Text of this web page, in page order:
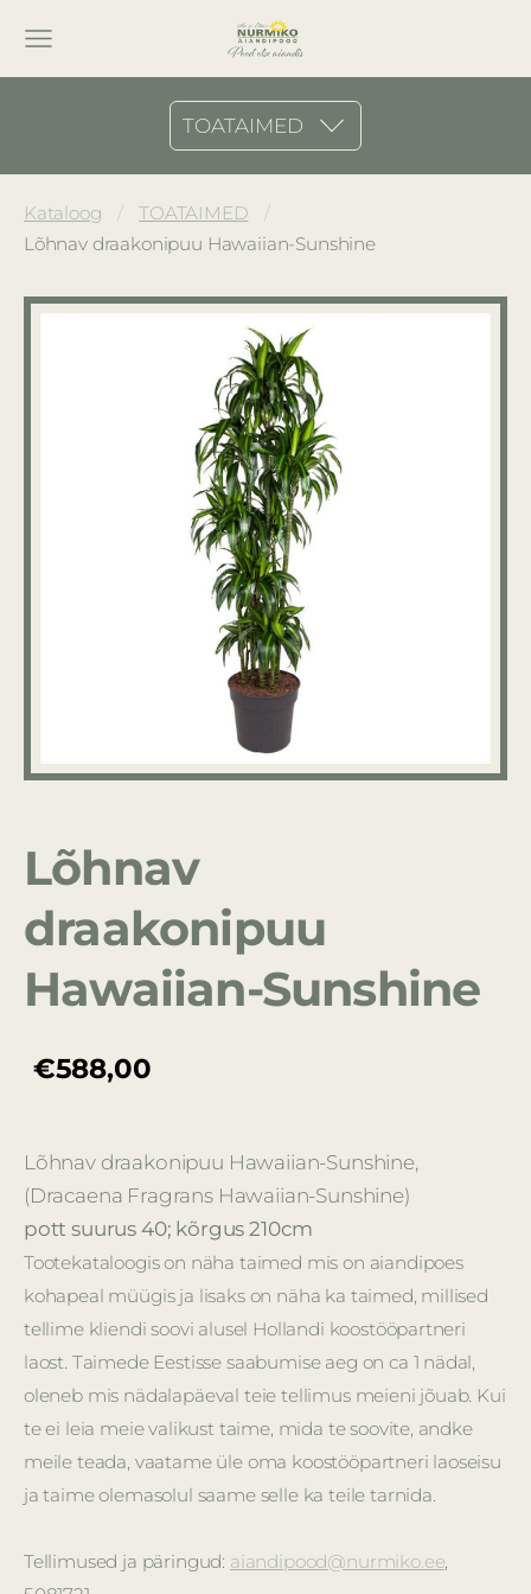
TOATAIMED
Tootekataloogis on näha taimed mis on aiandipoes
kohapeal müügis ja lisaks on näha ka taimed, millised
tellime kliendi soovi alusel Hollandi koostööpartneri
laost. Taimede Eestisse saabumise aeg on ca 1 nädal,
oleneb mis nädalapäeval teie tellimus meieni jõuab. Kui
te ei leia meie valikust taime, mida te soovite, andke
meile teada, vaatame üle oma koostööpartneri laoseisu
ja taime olemasolul saame selle ka teile tarnida.
Tellimused ja päringud: aiandipood@nurmiko.ee
Kataloog
TOATAIMED
Lõhnav draakonipuu Hawaiian-Sunshine
Lõhnav
draakonipuu
Hawaiian-Sunshine
€588,00
Lõhnav draakonipuu Hawaiian-Sunshine,
(Dracaena Fragrans Hawaiian-Sunshine)
pott suurus 40; kõrgus 210cm